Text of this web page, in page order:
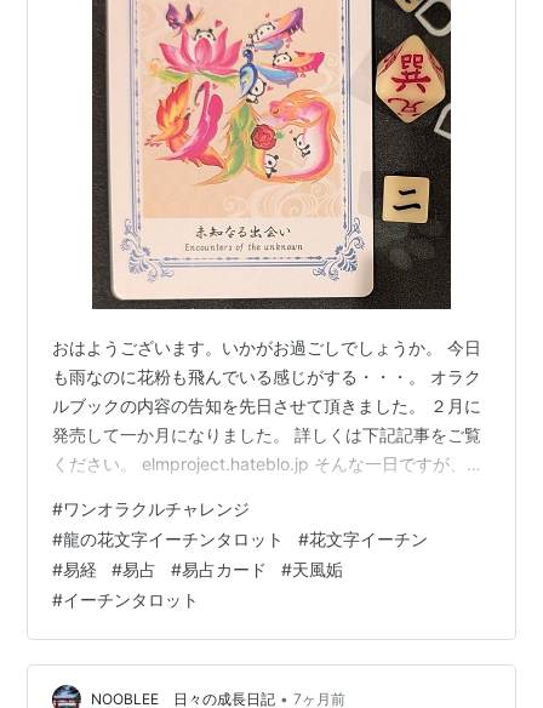
おはようございます。いかがお過ごしでしょうか。 今日
も雨なのに花粉も飛んでいる感じがする・・・。 オラク
ルブックの内容の告知を先日させて頂きました。 ２月に
発売して一か月になりました。 詳しくは下記記事をご覧
ください。 elmproject.hateblo.jp そんな一日ですが、今
チャレンジとは？ 「ワンオラクル」というタロットカー
ドの占い方で、 毎日の運勢を占っているので「ワンオラ
クルチャレンジ」と名付けました！ イーチンタロットカ
ード（易占カード）「龍の花文字I-ChingTarot」で毎朝占
ってます。 下の写真が本日実際に占ったカード…
#ワンオラクルチャレンジ
#龍の花文字イーチンタロット #花文字イーチン
#易経 #易占 #易占カード #天風姤
#イーチンタロット
NOOBLEE 日々の成長日記 • 7ヶ月前